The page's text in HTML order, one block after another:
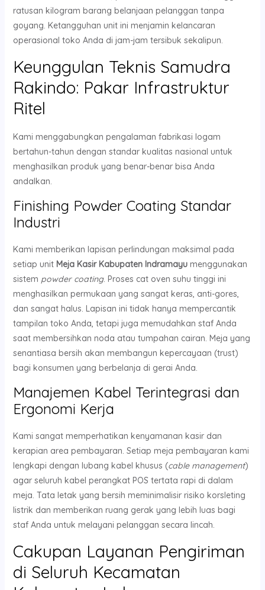
ratusan kilogram barang belanjaan pelanggan tanpa
goyang. Ketangguhan unit ini menjamin kelancaran
operasional toko Anda di jam-jam tersibuk sekalipun.
Keunggulan Teknis Samudra
Rakindo: Pakar Infrastruktur
Ritel
Kami menggabungkan pengalaman fabrikasi logam
bertahun-tahun dengan standar kualitas nasional untuk
menghasilkan produk yang benar-benar bisa Anda
andalkan.
Finishing Powder Coating Standar
Industri
Kami memberikan lapisan perlindungan maksimal pada
setiap unit Meja Kasir Kabupaten Indramayumenggunakan
sistem powder coating. Proses cat oven suhu tinggi ini
menghasilkan permukaan yang sangat keras, anti-gores,
dan sangat halus. Lapisan ini tidak hanya mempercantik
tampilan toko Anda, tetapi juga memudahkan staf Anda
saat membersihkan noda atau tumpahan cairan. Meja yang
senantiasa bersih akan membangun kepercayaan (trust)
bagi konsumen yang berbelanja di gerai Anda.
Manajemen Kabel Terintegrasi dan
Ergonomi Kerja
Kami sangat memperhatikan kenyamanan kasir dan
kerapian area pembayaran. Setiap meja pembayaran kami
lengkapi dengan lubang kabel khusus (cable management)
agar seluruh kabel perangkat POS tertata rapi di dalam
meja. Tata letak yang bersih meminimalisir risiko korsleting
listrik dan memberikan ruang gerak yang lebih luas bagi
staf Anda untuk melayani pelanggan secara lincah.
Cakupan Layanan Pengiriman
di Seluruh Kecamatan